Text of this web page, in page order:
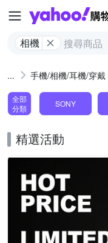
相機
手機/相機/耳機/穿戴
全部
分類
SONY
精選活動